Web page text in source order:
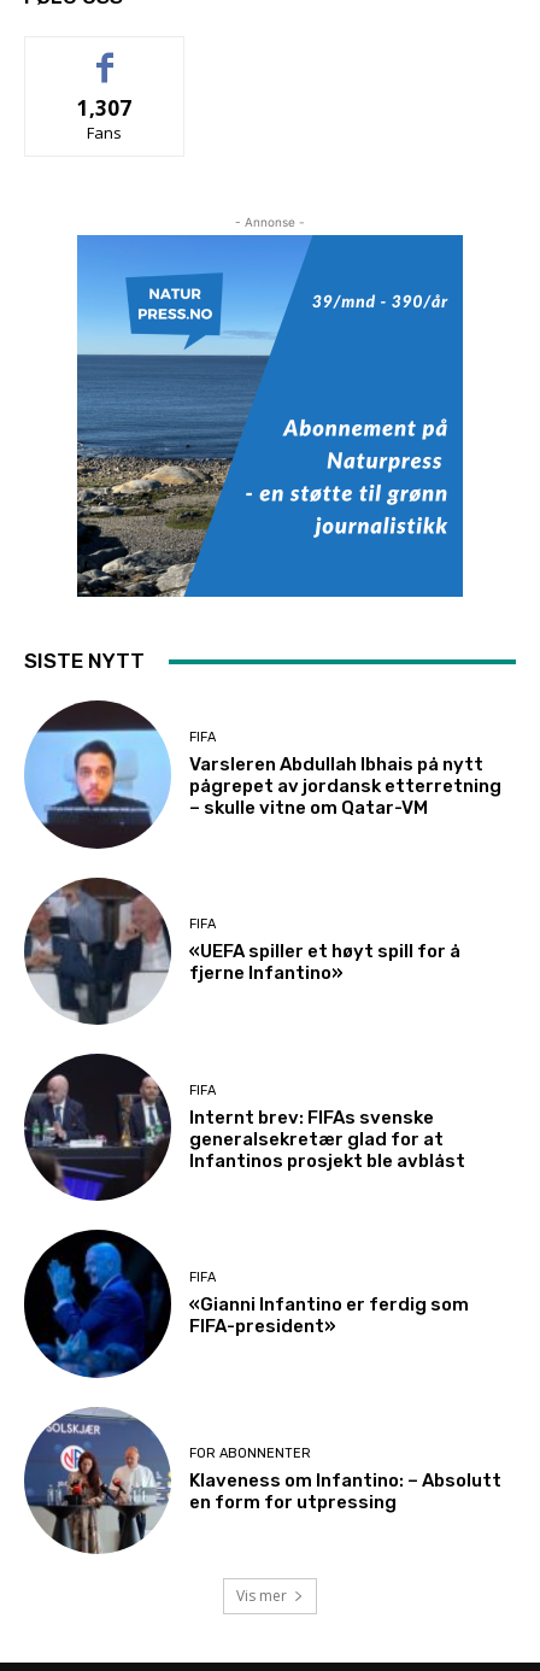
1,307
Fans
- Annonse -
SISTE NYTT
FIFA
Varsleren Abdullah Ibhais på nytt
pågrepet av jordansk etterretning
– skulle vitne om Qatar-VM
FIFA
«UEFA spiller et høyt spill for å
fjerne Infantino»
FIFA
Internt brev: FIFAs svenske
generalsekretær glad for at
Infantinos prosjekt ble avblåst
FIFA
«Gianni Infantino er ferdig som
FIFA-president»
FOR ABONNENTER
Klaveness om Infantino: – Absolutt
en form for utpressing
Vis mer